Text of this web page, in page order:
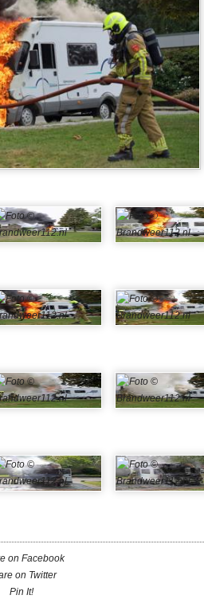
on Facebook
on Twitter
Pin It!